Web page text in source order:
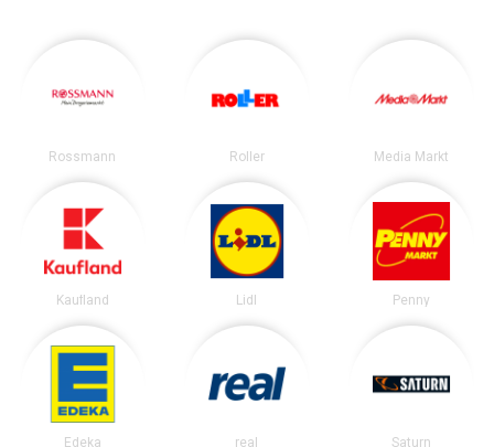
Rossmann Roller Media Markt
Kaufland Lidl Penny
Edeka real Saturn